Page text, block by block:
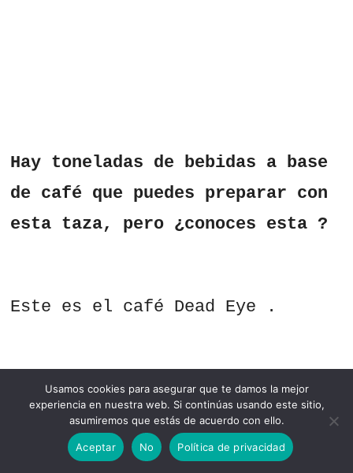
Hay toneladas de bebidas a base
de café que puedes preparar con
esta taza, pero ¿conoces esta ?
Este es el café Dead Eye .
El café Dead Eye consiste
principalmente en café preparado
en frío o caliente (en otras
Usamos cookies para asegurar que te damos la mejor
experiencia en nuestra web. Si continúas usando este sitio,
asumiremos que estás de acuerdo con ello.
Aceptar No Política de privacidad